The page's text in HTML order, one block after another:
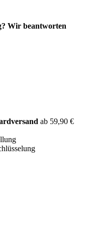
Wir beantworten
ab 59,90 €